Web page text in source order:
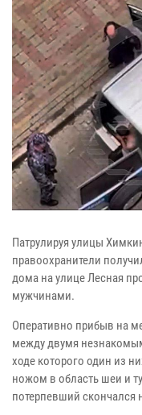
Патрулируя улицы
правоохранители
дома на улице Лесная
мужчинами.
Оперативно прибыв на
между двумя
ходе которого один из
ножом в область шеи и
потерпевший скончался